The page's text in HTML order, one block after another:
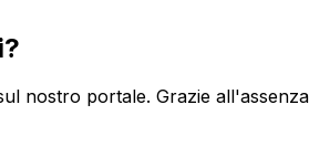
nostro portale. Grazie